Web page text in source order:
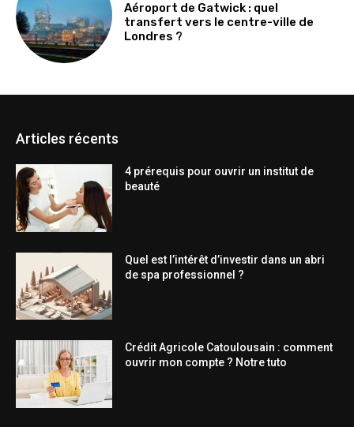
Aéroport de Gatwick : quel
transfert vers le centre-ville de
Londres ?
Articles récents
4 prérequis pour ouvrir un institut de
beauté
Quel est l’intérêt d’investir dans un abri
de spa professionnel ?
Crédit Agricole Catoulousain : comment
ouvrir mon compte ? Notre tuto